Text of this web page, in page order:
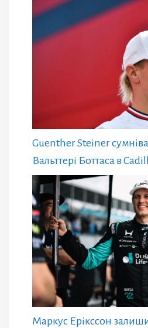
Guenther Steiner
Вальттері Боттаса в
Маркус Ерікссон